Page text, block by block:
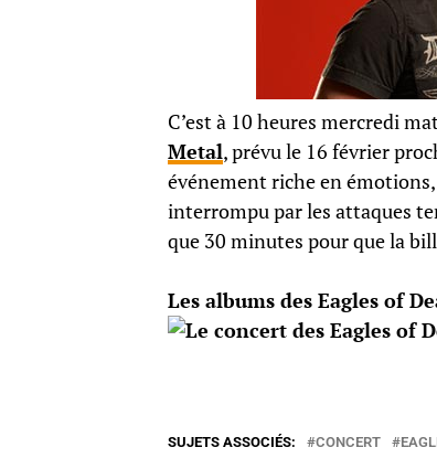
C’est à 10 heures mercredi
Metal, prévu le 16 février
événement riche en
interrompu par les attaques
que 30 minutes pour que la
Les albums des Eagles of
SUJETS ASSOCIÉS: CONCERT